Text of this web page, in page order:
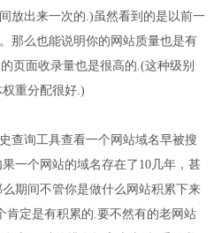
放出来一次的.)虽然看到的是以前一
那么也能说明你的网站质量也是有
页面收录量也是很高的.(这种级别
重分配很好.)
查询工具查看一个网站域名早被搜
一个网站的域名存在了10几年，甚
期间不管你是做什么网站积累下来
肯定是有积累的.要不然有的老网站